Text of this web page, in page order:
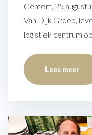
Gemert, 25
Van Dijk Groep,
logistiek centrum op
Lees meer